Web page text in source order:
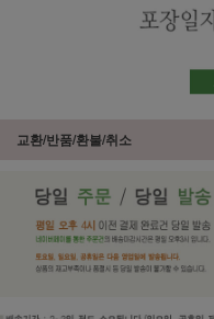
교환/반품/환불/취소